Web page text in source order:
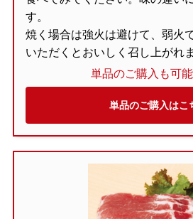
す。
焼く場合は強火は避けて、弱火
いただくとおいしく召し上がれま
単品のご購入も可能
単品のご購入はこ